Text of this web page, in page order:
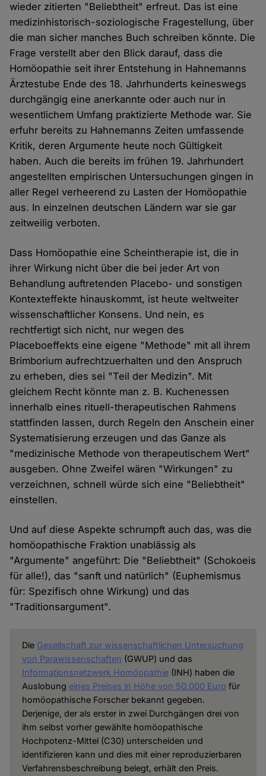
wieder zitierten "Beliebtheit" erfreut. Das ist eine
medizinhistorisch-soziologische Fragestellung, über
die man sicher manches Buch schreiben könnte. Die
Frage verstellt aber den Blick darauf, dass die
Homöopathie seit ihrer Entstehung in Hahnemanns
Ärztestube Ende des 18. Jahrhunderts keineswegs
durchgängig eine anerkannte oder auch nur in
wesentlichem Umfang praktizierte Methode war. Sie
erfuhr bereits zu Hahnemanns Zeiten umfassende
Kritik, deren Argumente heute noch Gültigkeit
haben. Auch die bereits im frühen 19. Jahrhundert
angestellten empirischen Untersuchungen gingen in
aller Regel verheerend zu Lasten der Homöopathie
aus. In einzelnen deutschen Ländern war sie gar
zeitweilig verboten.
Dass Homöopathie eine Scheintherapie ist, die in
ihrer Wirkung nicht über die bei jeder Art von
Behandlung auftretenden Placebo- und sonstigen
Kontexteffekte hinauskommt, ist heute weltweiter
wissenschaftlicher Konsens. Und nein, es
rechtfertigt sich nicht, nur wegen des
Placeboeffekts eine eigene "Methode" mit all ihrem
Brimborium aufrechtzuerhalten und den Anspruch
zu erheben, dies sei "Teil der Medizin". Mit
gleichem Recht könnte man z. B. Kuchenessen
innerhalb eines rituell-therapeutischen Rahmens
stattfinden lassen, durch Regeln den Anschein einer
Systematisierung erzeugen und das Ganze als
"medizinische Methode von therapeutischem Wert"
ausgeben. Ohne Zweifel wären "Wirkungen" zu
verzeichnen, schnell würde sich eine "Beliebtheit"
einstellen.
Und auf diese Aspekte schrumpft auch das, was die
homöopathische Fraktion unablässig als
"Argumente" angeführt: Die "Beliebtheit" (Schokoeis
für alle!), das "sanft und natürlich" (Euphemismus
für: Spezifisch ohne Wirkung) und das
"Traditionsargument".
Die Gesellschaft zur wissenschaftlichen Untersuchung
von Parawissenschaften (GWUP) und das
Informationsnetzwerk Homöopathie(INH) haben die
Auslobung eines Preises in Höhe von 50.000 Euro für
homöopathische Forscher bekannt gegeben.
Derjenige, der als erster in zwei Durchgängen drei von
ihm selbst vorher gewählte homöopathische
Hochpotenz-Mittel (C30) unterscheiden und
identifizieren kann und dies mit einer reproduzierbaren
Verfahrensbeschreibung belegt, erhält den Preis.